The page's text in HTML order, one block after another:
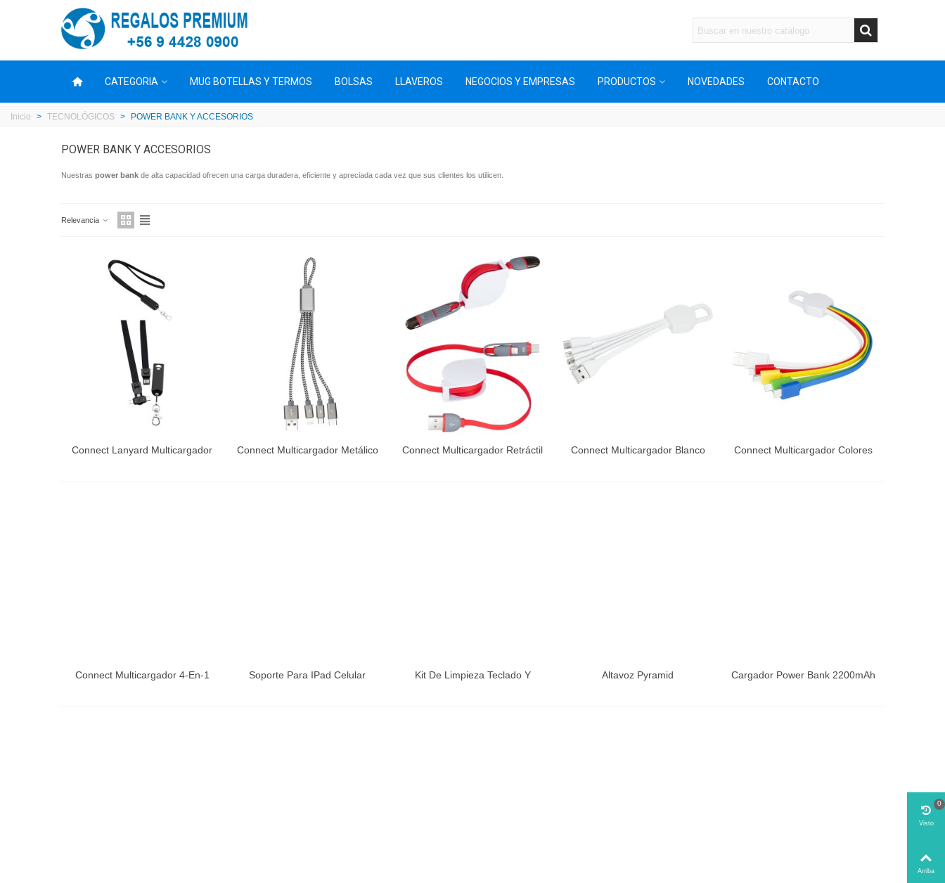
CATEGORIA MUG BOTELLAS Y TERMOS BOLSAS LLAVEROS NEGOCIOS Y EMPRESAS PRODUCTOS NOVEDADES CONTACTO
Inicio > TECNOLÓGICOS > POWER BANK Y ACCESORIOS
POWER BANK Y ACCESORIOS
Nuestras power bank de alta capacidad ofrecen una carga duradera, eficiente y apreciada cada vez que sus clientes los utilicen.
Relevancia
Connect Lanyard Multicargador Connect Multicargador Metálico Connect Multicargador Retráctil Connect Multicargador Blanco Connect Multicargador Colores
Connect Multicargador 4-En-1 Soporte Para IPad Celular
Kit De Limpieza Teclado Y
Altavoz Pyramid Cargador Power Bank 2200mAh
Visto
0
Arriba